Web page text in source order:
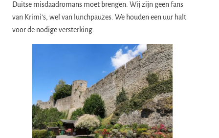
Duitse misdaadromans moet brengen. Wij zijn geen fans
van Krimi’s, wel van lunchpauzes. We houden een uur halt
voor de nodige versterking.